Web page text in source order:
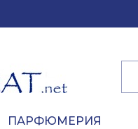
ПАРФЮМЕРИЯ